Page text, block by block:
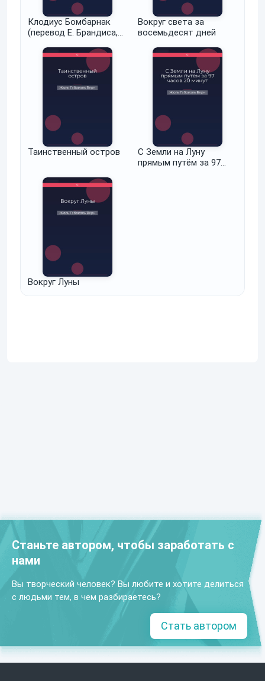
Клодиус Бомбарнак
(перевод Е. Брандиса,
Вокруг света за
восемьдесят дней
Таинственный остров
С Земли на Луну
прямым путём за 97
Вокруг Луны
Станьте автором, чтобы заработать с
нами
Вы творческий человек? Вы любите и хотите делиться
с людьми тем, в чем разбираетесь?
Стать автором